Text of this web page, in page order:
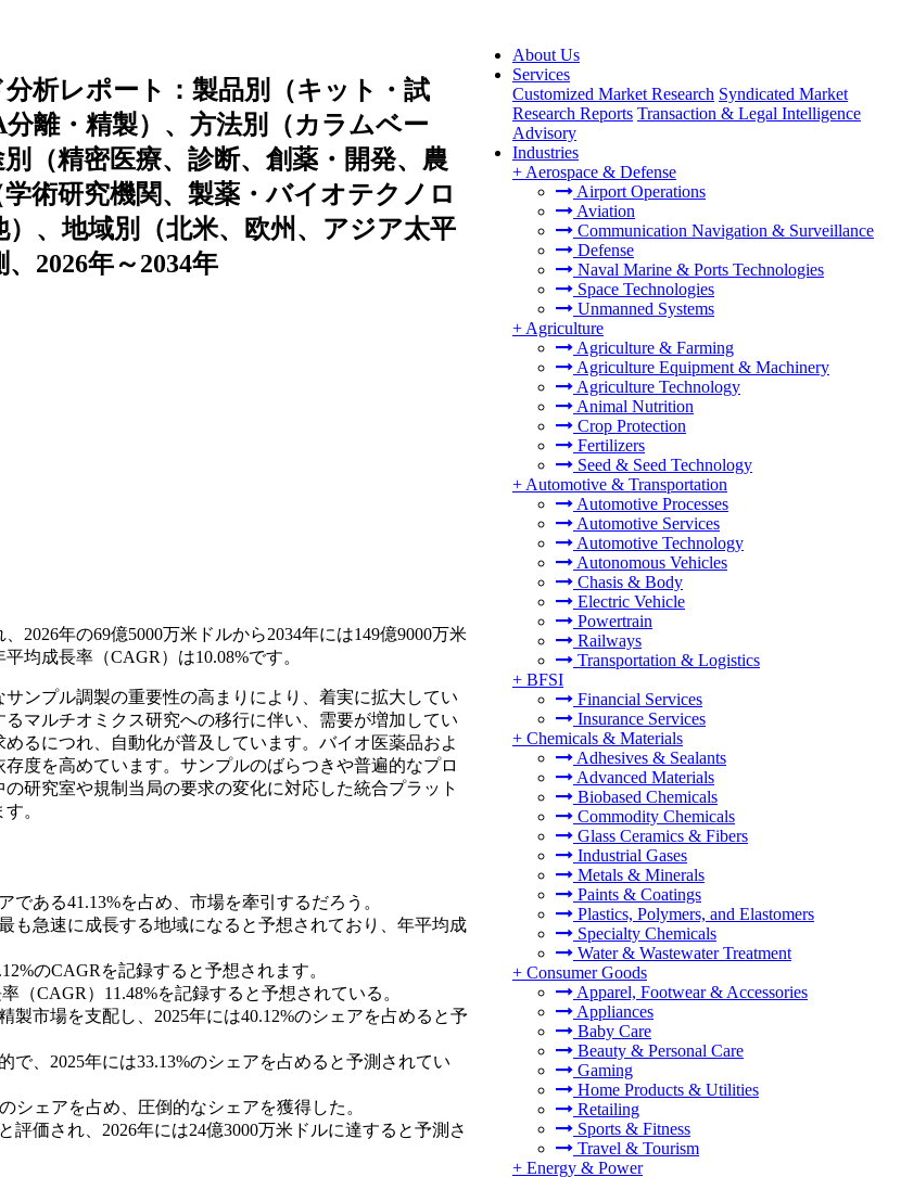
About Us
Services
Customized Market Research Syndicated Market
Research Reports Transaction & Legal Intelligence
Advisory
Industries
+ Aerospace & Defense
Airport Operations
Aviation
Communication Navigation & Surveillance
Defense
Naval Marine & Ports Technologies
Space Technologies
Unmanned Systems
+ Agriculture
Agriculture & Farming
Agriculture Equipment & Machinery
Agriculture Technology
Animal Nutrition
Crop Protection
Fertilizers
Seed & Seed Technology
+ Automotive & Transportation
Automotive Processes
Automotive Services
Automotive Technology
Autonomous Vehicles
Chasis & Body
Electric Vehicle
Powertrain
Railways
Transportation & Logistics
+ BFSI
Financial Services
Insurance Services
+ Chemicals & Materials
Adhesives & Sealants
Advanced Materials
Biobased Chemicals
Commodity Chemicals
Glass Ceramics & Fibers
Industrial Gases
Metals & Minerals
Paints & Coatings
Plastics, Polymers, and Elastomers
Specialty Chemicals
Water & Wastewater Treatment
+ Consumer Goods
Apparel, Footwear & Accessories
Appliances
Baby Care
Beauty & Personal Care
Gaming
Home Products & Utilities
Retailing
Sports & Fitness
Travel & Tourism
+ Energy & Power
析レポート：製品別（キット・試
離・精製）、方法別（カラムベー
（精密医療、診断、創薬・開発、農
術研究機関、製薬・バイオテクノロ
、地域別（北米、欧州、アジア太平
2026年～2034年
2026年の69億5000万米ドルから2034年には149億9000万米
均成長率（CAGR）は10.08%です。
ンプル調製の重要性の高まりにより、着実に拡大してい
マルチオミクス研究への移行に伴い、需要が増加してい
るにつれ、自動化が普及しています。バイオ医薬品およ
度を高めています。サンプルのばらつきや普遍的なプロ
研究室や規制当局の要求の変化に対応した統合プラット
。
ある41.13%を占め、市場を牽引するだろう。
も急速に成長する地域になると予想されており、年平均成
のCAGRを記録すると予想されます。
CAGR）11.48%を記録すると予想されている。
市場を支配し、2025年には40.12%のシェアを占めると予
、2025年には33.13%のシェアを占めると予測されてい
シェアを占め、圧倒的なシェアを獲得した。
価され、2026年には24億3000万米ドルに達すると予測さ